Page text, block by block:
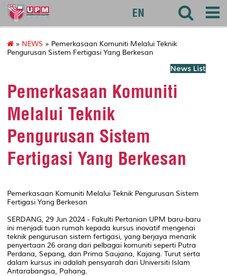
127
EN
» NEWS » Pemerkasaan Komuniti Melalui Teknik
Pengurusan Sistem Fertigasi Yang Berkesan
News List
Pemerkasaan Komuniti
Melalui Teknik
Pengurusan Sistem
Fertigasi Yang Berkesan
Pemerkasaan Komuniti Melalui Teknik Pengurusan Sistem
Fertigasi Yang Berkesan
SERDANG, 29 Jun 2024 - Fakulti Pertanian UPM baru-baru
ini menjadi tuan rumah kepada kursus inovatif mengenai
teknik pengurusan sistem fertigasi, yang berjaya menarik
penyertaan 26 orang dari pelbagai komuniti seperti Putra
Perdana, Sepang, dan Prima Saujana, Kajang. Turut serta
dalam kursus ini adalah pensyarah dari Universiti Islam
Antarabangsa, Pahang.